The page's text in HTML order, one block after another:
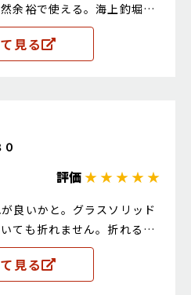
余裕で使える。海上釣堀で
見る
評価★ ★ ★ ★ ★
良いかと。グラスソリッド
ても折れません。折れる事
も安いのでオススメです。
削って自分好みの曲がりに
見る